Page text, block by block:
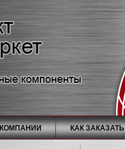
КАК ЗАКАЗАТЬ